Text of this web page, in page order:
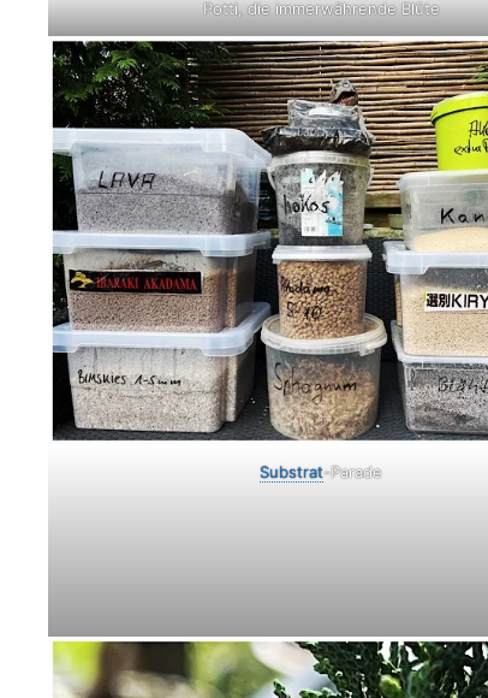
Potti, die immerwährende Blüte
Substrat-Parade